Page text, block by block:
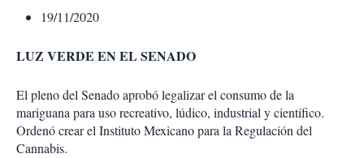
19/11/2020
LUZ VERDE EN EL SENADO
El pleno del Senado aprobó legalizar el consumo de la
mariguana para uso recreativo, lúdico, industrial y científico.
Ordenó crear el Instituto Mexicano para la Regulación del
Cannabis.